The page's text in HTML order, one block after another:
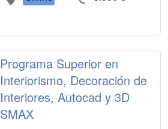
Programa Superior en
Interiorismo, Decoración de
Interiores, Autocad y 3D
SMAX